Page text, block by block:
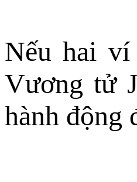
Nếu hai ví
Vương tử
hành động